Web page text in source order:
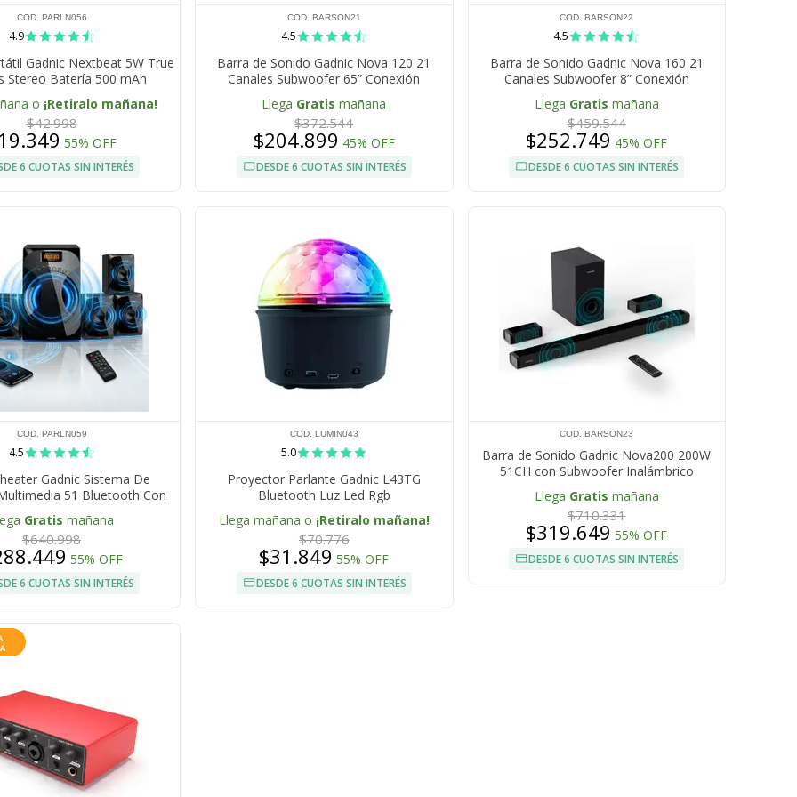
COD. PARLN056
4.9
Gadnic Nextbeat 5W True
Stereo Batería 500 mAh
o ¡Retiralo mañana!
$42.998
55% OFF
6 CUOTAS SIN INTERÉS
COD. BARSON21
4.5
Barra de Sonido Gadnic Nova 120 21
Canales Subwoofer 65” Conexión
Inalámbrica 120W
Llega Gratis mañana
$372.544
$204.899 45% OFF
DESDE 6 CUOTAS SIN INTERÉS
COD. BARSON22
4.5
Barra de Sonido Gadnic Nova 160 21
Canales Subwoofer 8” Conexión
Inalámbrica 160W
Llega Gratis mañana
$459.544
$252.749 45% OFF
DESDE 6 CUOTAS SIN INTERÉS
COD. PARLN059
4.5
Gadnic Sistema De
51 Bluetooth Con
Amplificado 45W Control
FM RCA Para TV PC Y
Reproductores
Gratis mañana
$640.998
55% OFF
6 CUOTAS SIN INTERÉS
COD. LUMIN043
5.0
Proyector Parlante Gadnic L43TG
Bluetooth Luz Led Rgb
Llega mañana o ¡Retiralo mañana!
$70.776
$31.849 55% OFF
DESDE 6 CUOTAS SIN INTERÉS
COD. BARSON23
Barra de Sonido Gadnic Nova200 200W
51CH con Subwoofer Inalámbrico
Conexión BT Sonido Envolvente
Llega Gratis mañana
$710.331
$319.649 55% OFF
DESDE 6 CUOTAS SIN INTERÉS